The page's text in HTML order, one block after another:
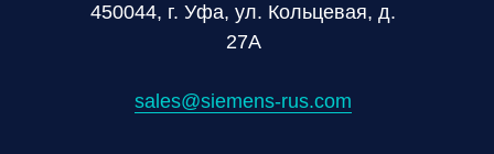
450044, г. Уфа, ул. Кольцевая, д.
27А
sales@siemens-rus.com